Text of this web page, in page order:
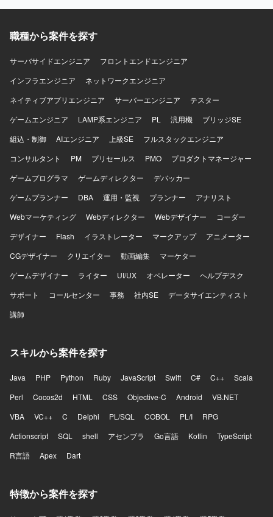
AWS（ALB、Fargate、Aurora、S3、Lambda、
り、Dockerを使用したコンテナ環境で運用しております。
データベースはMySQL、Redis、Elasticsearchを利用し、
Nginxを用いた構成となっております。開発フローでは
Github、GitHub ActionsやJenkins、Slackを活用し、
Datadog、Fluentd、BigQuery、Redashなどによるモニタ
Nuxt.js 3系、バックエンドはRuby 3系およびRuby on Rails
Dockerを使用しています。インフラはAWS（EC2, Aurora,
SES, WAF, S3等）およびGCP（Vertex AIなど）を組み合わ
せ、CIにはCircleCIを利用しています。開発ツールとして
GitHub, Github Projects, Notion, Teams, Slack, Google
Meet、AIコーディングツールとしてVisual Studio Code,
る人物像】 ユーザーのためにこだわりを貫けるマインドを
方を求めております。サービスのミッションに共感し、プ
ロダクト成長のために淡々と課題解決を実行していける
方、インターネットやWebサービスへの強い興味・関心を
お持ちの方、オーナーシップを持って課題に取り組み自ら
プロダクトを良くしていくために動ける方を歓迎いたしま
きる方、ショップの成長や成功、メンバーの成長や成功も
喜べる方にご活躍いただけるポジションです。 【ポジショ
発に携わりながら、トラフィック増加や多様なニーズへの
対応といったスケールや複雑性の高い課題に取り組むこと
ができます。既存コードの改善と新機能開発を両立しつ
つ、最新の技術トレンドを意識した開発を行うことで、サ
です。少人数チームで裁量を持ち、サービス性を維持しな
がらプロダクトの価値向上に直接貢献していただけます。
通じて、技術ドリブンな開発環境の改善に取り組んでおり
ます。
職種から案件を探す
サーバサイドエンジニア
フロントエンドエンジニア
インフラエンジニア
ネットワークエンジニア
ネイティブアプリエンジニア
サーバーエンジニア
テスター
ゲームエンジニア
LAMP系エンジニア PL 汎用機
ブリッジSE
組込・制御
AIエンジニア 上級SE
フルスタックエンジニア
コンサルタント
PM プリセールス PMO
プロダクトマネージャー
ゲームプログラマ
ゲームディレクター
デバッカー
ゲームプランナー
DBA 運用・監視 プランナー
アナリスト
Webマーケティング
Webディレクター Webデザイナー
コーダー
デザイナー
Flash イラストレーター マークアップ
アニメーター
CGデザイナー
クリエイター 動画編集
マーケター
ゲームデザイナー
ライター UI/UX オペレーター
ヘルプデスク
サポート
コールセンター 事務 社内SE
データサイエンティスト
講師
スキルから案件を探す
Java PHP Python Ruby JavaScript Swift C# C++
Scala
Perl
Cocos2d HTML CSS Objective-C Android
VB.NET
VBA
VC++ C Delphi PL/SQL COBOL PL/I
RPG
Actionscript
SQL shell アセンブラ Go言語 Kotlin
TypeScript
R言語
Apex Dart
特徴から案件を探す